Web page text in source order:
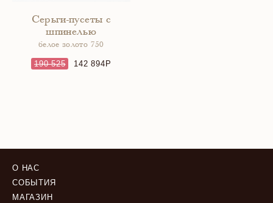
Серьги-пусеты с
шпинелью
белое золото 750
190 525 142 894
О НАС
СОБЫТИЯ
МАГАЗИН